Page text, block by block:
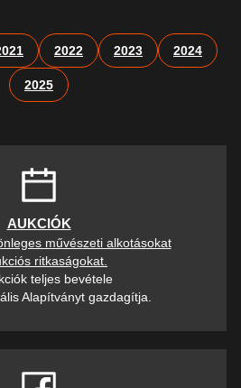
2022 2023 2024
2025
AUKCIÓK
művészeti alkotásokat
ritkaságokat.
teljes bevétele
Alapítványt gazdagítja.